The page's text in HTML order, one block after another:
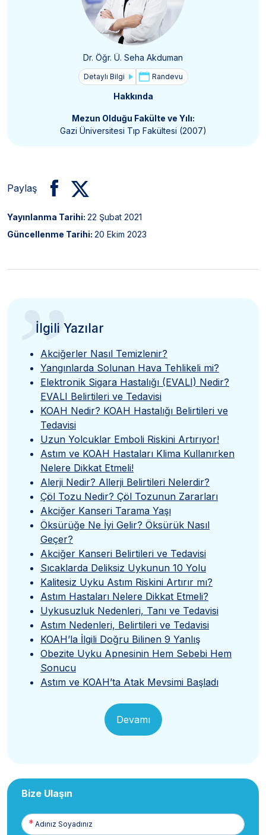
Dr. Öğr. Ü. Seha Akduman
Detaylı Bilgi Randevu
Hakkında
Mezun Olduğu Fakülte ve Yılı:
Gazi Üniversitesi Tıp Fakültesi (2007)
Paylaş
Yayınlanma Tarihi: 22 Şubat 2021
Güncellenme Tarihi: 20 Ekim 2023
”
İlgili Yazılar
Akciğerler Nasıl Temizlenir?
Yangınlarda Solunan Hava Tehlikeli mi?
Elektronik Sigara Hastalığı (EVALI) Nedir?
EVALI Belirtileri ve Tedavisi
KOAH Nedir? KOAH Hastalığı Belirtileri ve
Tedavisi
Uzun Yolcuklar Emboli Riskini Artırıyor!
Astım ve KOAH Hastaları Klima Kullanırken
Nelere Dikkat Etmeli!
Alerji Nedir? Allerji Belirtileri Nelerdir?
Çöl Tozu Nedir? Çöl Tozunun Zararları
Akciğer Kanseri Tarama Yaşı
Öksürüğe Ne İyi Gelir? Öksürük Nasıl
Geçer?
Akciğer Kanseri Belirtileri ve Tedavisi
Sıcaklarda Deliksiz Uykunun 10 Yolu
Kalitesiz Uyku Astım Riskini Artırır mı?
Astım Hastaları Nelere Dikkat Etmeli?
Uykusuzluk Nedenleri, Tanı ve Tedavisi
Astım Nedenleri, Belirtileri ve Tedavisi
KOAH’la İlgili Doğru Bilinen 9 Yanlış
Obezite Uyku Apnesinin Hem Sebebi Hem
Sonucu
Astım ve KOAH’ta Atak Mevsimi Başladı
Devamı
Bize Ulaşın
Adınız
Soyadınız